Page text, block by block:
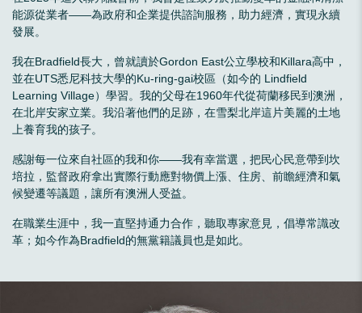
能源從業者——為政府和企業提供諮詢服務，助力經濟，實現永續
發展。
我在Bradfield長大，曾就讀於Gordon East公立學校和Killara高中，
並在UTS悉尼科技大學的Ku-ring-gai校區（如今的 Lindfield
Learning Village）學習。我的父母在1960年代從荷蘭移民到澳洲，
在北岸安家立業。我沿著他們的足跡，在雪梨北岸這片美麗的土地
上養育我的孩子。
感謝每一位來自社區的我和你——我有幸當選，把民心民意帶到坎
培拉，監督政府拿出實際行動應對物價上漲、住房、前瞻經濟和氣
候變遷等議題，讓所有澳洲人受益。
在職業生涯中，我一直堅持通力合作，聽取專家意見，倡導常識改
革；如今作為Bradfield的無黨籍議員也是如此。